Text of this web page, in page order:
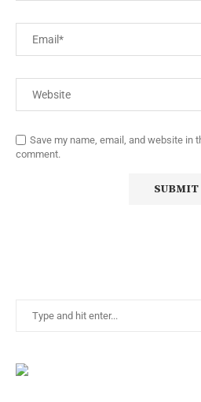
Save my name, email, and website in
comment.